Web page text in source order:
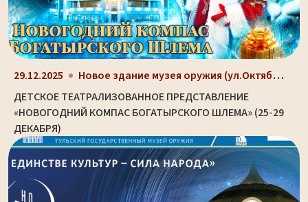
29.12.2025 Новое здание музея оружия (ул.Октябрьская, д. 2)
ДЕТСКОЕ ТЕАТРАЛИЗОВАННОЕ ПРЕДСТАВЛЕНИЕ
«НОВОГОДНИЙ КОМПАС БОГАТЫРСКОГО ШЛЕМА» (25-29
ДЕКАБРЯ)